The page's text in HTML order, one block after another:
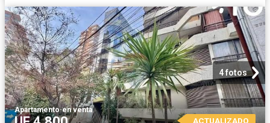
4 fotos
Apartamento·en venta
ACTUALIZADO